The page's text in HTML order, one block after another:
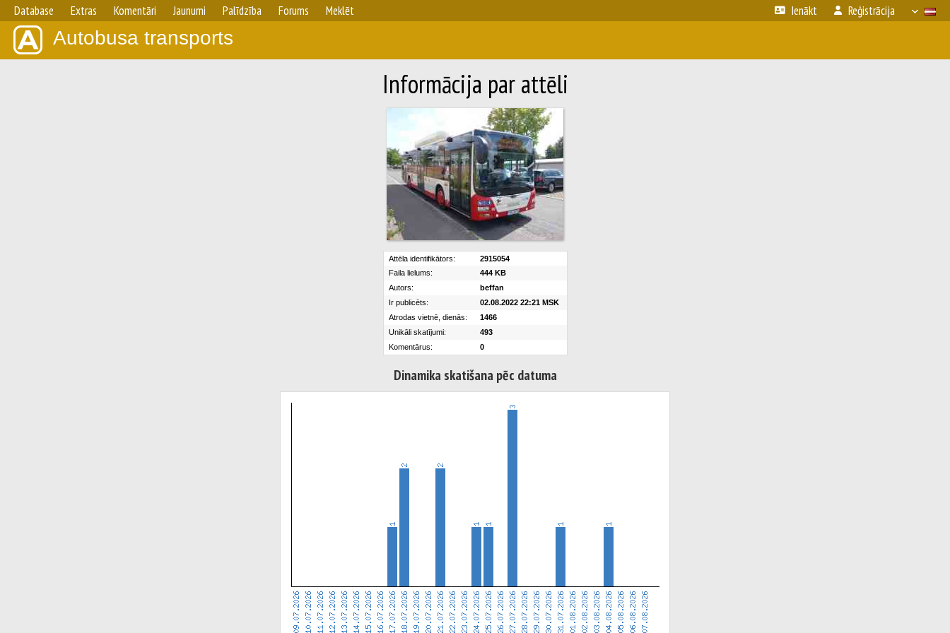
Database Extras Komentāri Jaunumi Palīdzība Forums Meklēt Ienākt Reģistrācija
Autobusa transports
Informācija par attēli
Attēla identifikātors:
2915054
Faila lielums:
444 KB
Autors:
beffan
Ir publicēts:
02.08.2022 22:21 MSK
Atrodas vietnē, dienās:
1466
Unikāli skatījumi:
493
Komentārus:
0
Dinamika skatišana pēc datuma